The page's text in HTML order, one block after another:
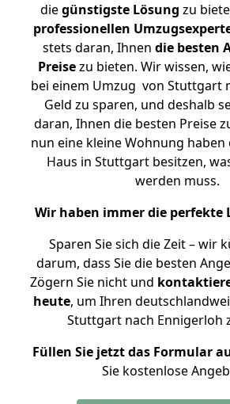
diegünstigste Lösung zu
professionellen
stets daran, Ihnen die besten
Preisezu bieten. Wir wissen,
bei einem Umzug von Stuttgart
Geld zu sparen, und deshalb
daran, Ihnen die besten Preise
nun eine kleine Wohnung
Haus in Stuttgart besitzen,
werden muss.
Wir haben immer die perfekte
Sparen Sie sich die Zeit – wir
darum, dass Sie die besten
Zögern Sie nicht und
heute, um Ihren
Stuttgart nach Ennigerloh
Füllen Sie jetzt das Formular
Sie kostenlose